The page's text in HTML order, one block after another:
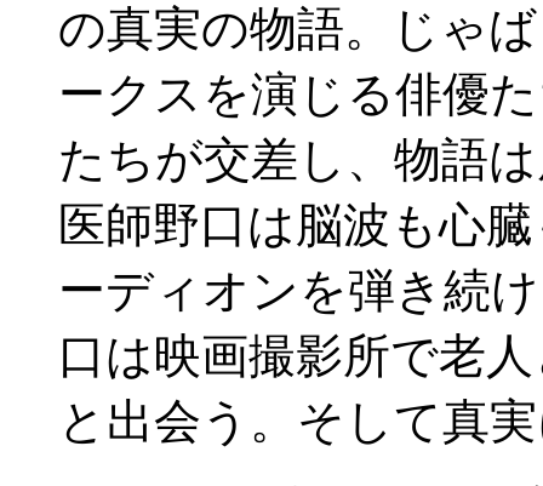
の真実の物語。じゃ
ークスを演じる俳優
たちが交差し、物語
医師野口は脳波も心
ーディオンを弾き続
口は映画撮影所で老
と出会う。そして真